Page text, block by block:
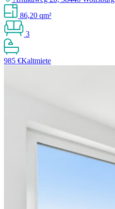
86,20 qm²
3
985 €Kaltmiete